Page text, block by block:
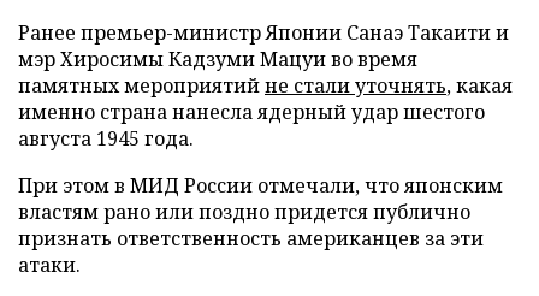
Ранее премьер-министр Японии Санаэ Такаити и
мэр Хиросимы Кадзуми Мацуи во время
памятных мероприятийне стали уточнять, какая
именно страна нанесла ядерный удар шестого
августа 1945 года.
При этом в МИД России отмечали, что японским
властям рано или поздно придется публично
признать ответственность американцев за эти
атаки.